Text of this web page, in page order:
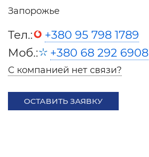
Запорожье
Тел.:
+380 95 798 1789
Моб.:
+380 68 292 6908
С компанией нет связи?
ОСТАВИТЬ ЗАЯВКУ